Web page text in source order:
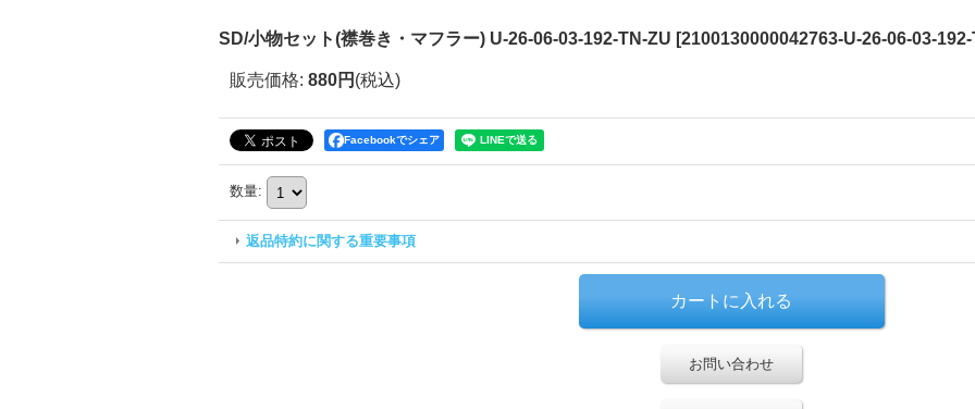
SD/小物セット(襟巻き・マフラー) U-26-06-03-192-TN-ZU [2100130000042763-U-26-06-03-
販売価格: 880円 (税込)
Facebookでシェア
数量:
返品特約に関する重要事項
お問い合わせ